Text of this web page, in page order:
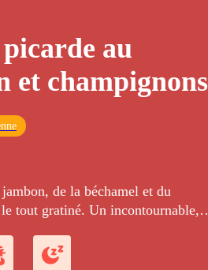
au
et champignons
de la béchamel et du
Un incontournable,